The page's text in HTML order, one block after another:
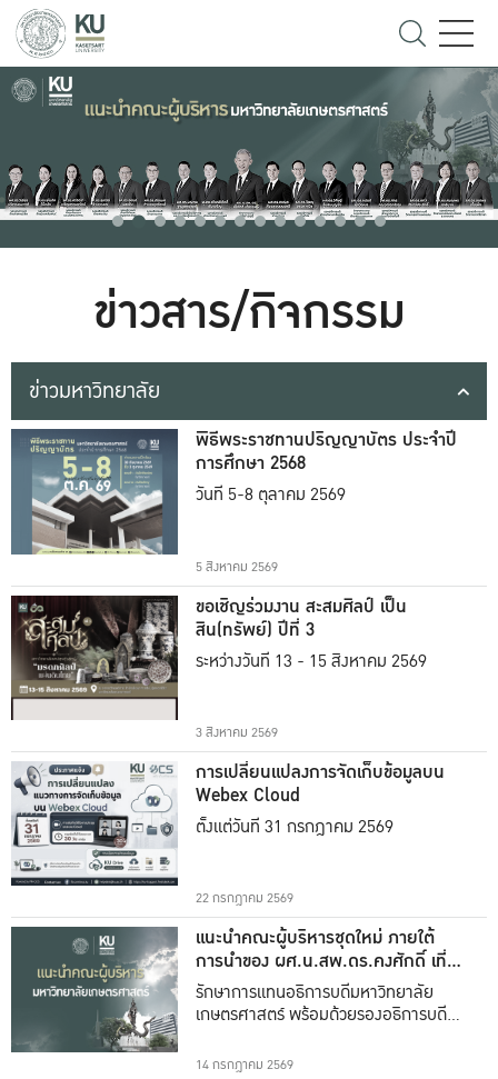
ข่าวสาร/กิจกรรม
ข่าวมหาวิทยาลัย
พิธีพระราชทานปริญญาบัตร ประจำปี
การศึกษา 2568
วันที่ 5-8 ตุลาคม 2569
5 สิงหาคม 2569
ขอเชิญร่วมงาน สะสมศิลป์ เป็น
สิน(ทรัพย์) ปีที่ 3
ระหว่างวันที่ 13 - 15 สิงหาคม 2569
3 สิงหาคม 2569
การเปลี่ยนแปลงการจัดเก็บข้อมูลบน
Webex Cloud
ตั้งแต่วันที่ 31 กรกฎาคม 2569
22 กรกฎาคม 2569
แนะนำคณะผู้บริหารชุดใหม่ ภายใต้
การนำของ ผศ.น.สพ.ดร.คงศักดิ์ เที่ยง
ธรรม
รักษาการแทนอธิการบดีมหาวิทยาลัย
เกษตรศาสตร์ พร้อมด้วยรองอธิการบดีทั้ง
14 กรกฎาคม 2569